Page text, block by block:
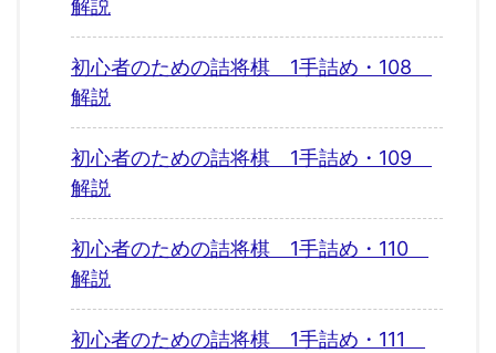
解説
初心者のための詰将棋 1手詰め・108
解説
初心者のための詰将棋 1手詰め・109
解説
初心者のための詰将棋 1手詰め・110
解説
初心者のための詰将棋 1手詰め・111